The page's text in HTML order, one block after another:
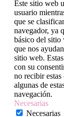
Este sitio web
usuario
que se
navegador, ya
básico del sitio
que nos
sitio web.
con su
no recibir
algunas de
navegación.
Necesarias
Necesarias